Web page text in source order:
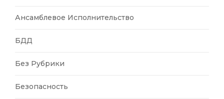
Ансамблевое Исполнительство
БДД
Без Рубрики
Безопасность